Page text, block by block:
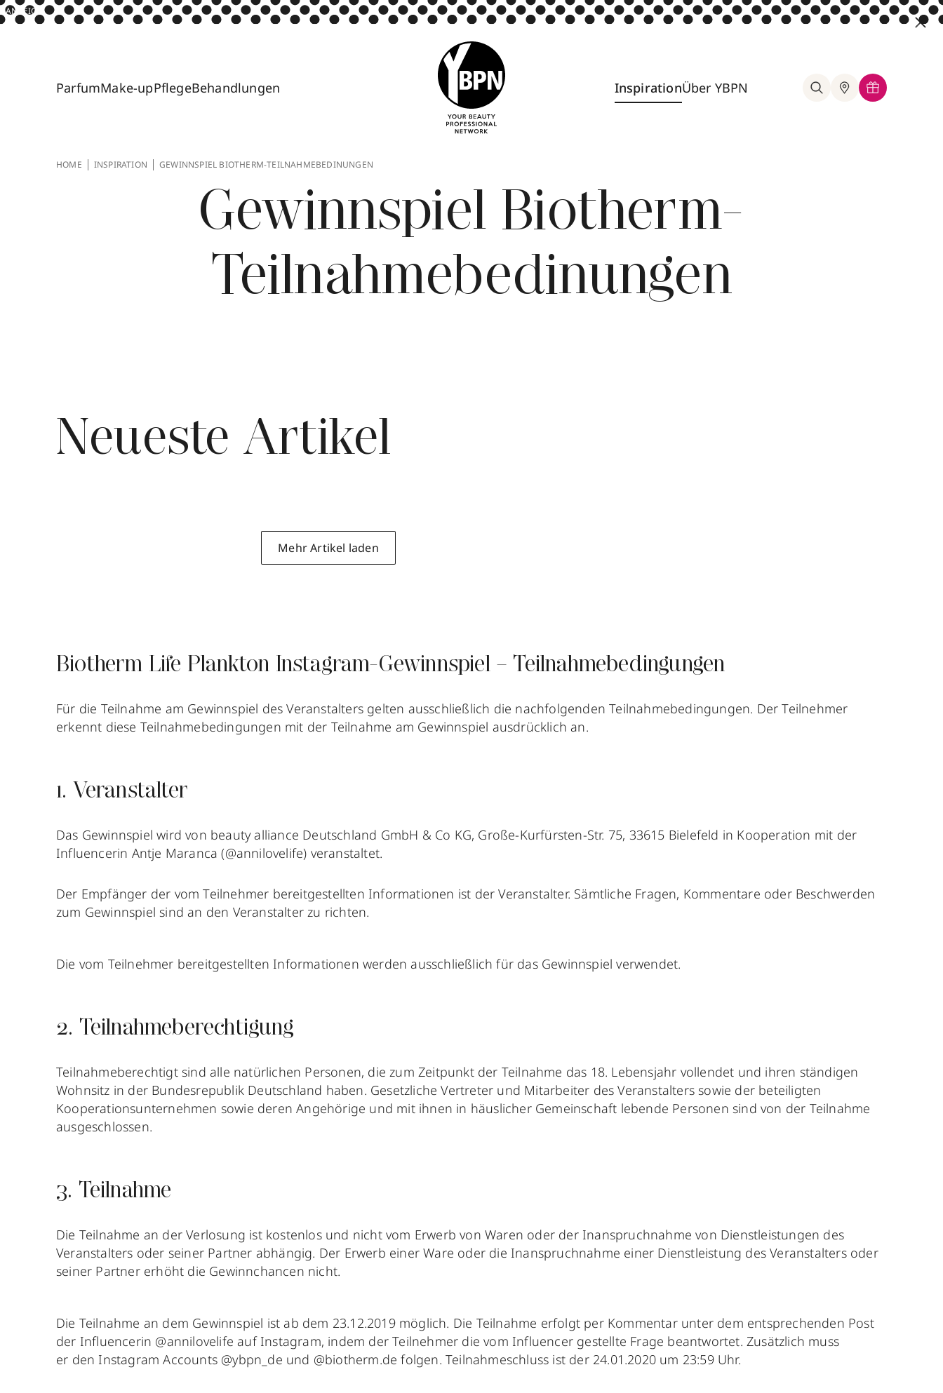
ANZEIGE
ParfumMake-upPflegeBehandlungen InspirationÜber YBPN
HOME INSPIRATION GEWINNSPIEL BIOTHERM-TEILNAHMEBEDINUNGEN
Gewinnspiel Biotherm-
Teilnahmebedinungen
Neueste Artikel
Mehr Artikel laden
Biotherm Life Plankton Instagram-Gewinnspiel – Teilnahmebedingungen
Für die Teilnahme am Gewinnspiel des Veranstalters gelten ausschließlich die nachfolgenden Teilnahmebedingungen. Der Teilnehmer
erkennt diese Teilnahmebedingungen mit der Teilnahme am Gewinnspiel ausdrücklich an.
1. Veranstalter
Das Gewinnspiel wird von beauty alliance Deutschland GmbH & Co KG, Große-Kurfürsten-Str. 75, 33615 Bielefeld in Kooperation mit der
Influencerin Antje Maranca (@annilovelife) veranstaltet.
Der Empfänger der vom Teilnehmer bereitgestellten Informationen ist der Veranstalter. Sämtliche Fragen, Kommentare oder Beschwerden
zum Gewinnspiel sind an den Veranstalter zu richten.
Die vom Teilnehmer bereitgestellten Informationen werden ausschließlich für das Gewinnspiel verwendet.
2. Teilnahmeberechtigung
Teilnahmeberechtigt sind alle natürlichen Personen, die zum Zeitpunkt der Teilnahme das 18. Lebensjahr vollendet und ihren ständigen
Wohnsitz in der Bundesrepublik Deutschland haben. Gesetzliche Vertreter und Mitarbeiter des Veranstalters sowie der beteiligten
Kooperationsunternehmen sowie deren Angehörige und mit ihnen in häuslicher Gemeinschaft lebende Personen sind von der Teilnahme
ausgeschlossen.
3. Teilnahme
Die Teilnahme an der Verlosung ist kostenlos und nicht vom Erwerb von Waren oder der Inanspruchnahme von Dienstleistungen des
Veranstalters oder seiner Partner abhängig. Der Erwerb einer Ware oder die Inanspruchnahme einer Dienstleistung des Veranstalters oder
seiner Partner erhöht die Gewinnchancen nicht.
Die Teilnahme an dem Gewinnspiel ist ab dem 23.12.2019 möglich. Die Teilnahme erfolgt per Kommentar unter dem entsprechenden Post
der Influencerin @annilovelife auf Instagram, indem der Teilnehmer die vom Influencer gestellte Frage beantwortet. Zusätzlich muss
er den Instagram Accounts @ybpn_de und @biotherm.de folgen. Teilnahmeschluss ist der 24.01.2020 um 23:59 Uhr.